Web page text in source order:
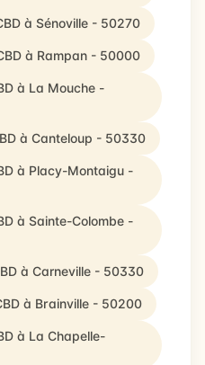
à Sénoville - 50270
à Rampan - 50000
à La Mouche -
à Canteloup - 50330
à Placy-Montaigu -
à Sainte-Colombe -
à Carneville - 50330
à Brainville - 50200
à La Chapelle-